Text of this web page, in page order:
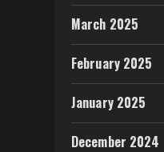
March 2025
February 2025
January 2025
December 2024